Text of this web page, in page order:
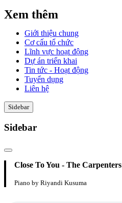
Xem thêm
Giới thiệu chung
Cơ cấu tổ chức
Lĩnh vực hoạt động
Dự án triển khai
Tin tức - Hoạt động
Tuyển dụng
Liên hệ
Sidebar
Sidebar
Close To You - The Carpenters
Piano by Riyandi Kusuma